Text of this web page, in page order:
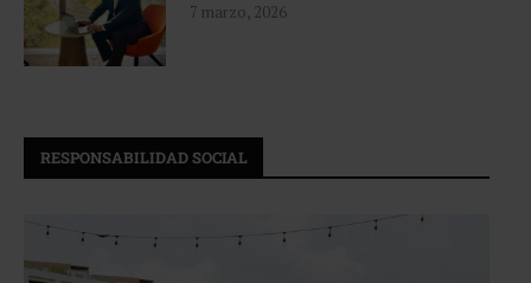
7 marzo, 2026
RESPONSABILIDAD SOCIAL